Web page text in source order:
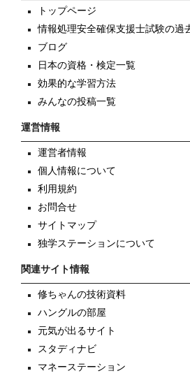
トップページ
情報処理安全確保支援士試験の過
ブログ
日本の資格・検定一覧
効果的な学習方法
みんなの投稿一覧
運営情報
運営者情報
個人情報について
利用規約
お問合せ
サイトマップ
独学ステーションについて
関連サイト情報
修ちゃんの技術資料
ハングルの部屋
元気が出るサイト
スタディナビ
マネーステーション